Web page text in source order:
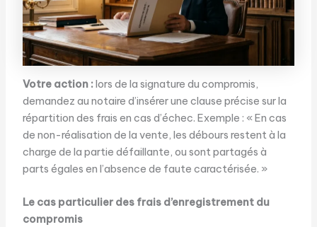
Votre action :lors de la signature du compromis,
demandez au notaire d’insérer une clause précise sur la
répartition des frais en cas d’échec. Exemple : « En cas
de non-réalisation de la vente, les débours restent à la
charge de la partie défaillante, ou sont partagés à
parts égales en l’absence de faute caractérisée. »
Le cas particulier des frais d’enregistrement du
compromis